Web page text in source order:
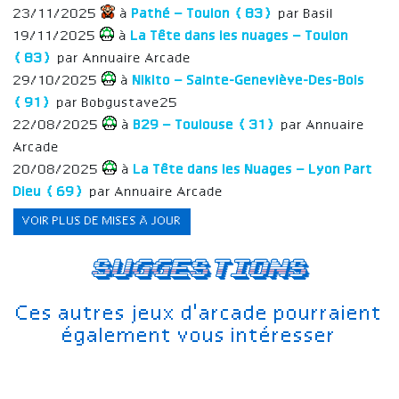
Suggestions
Ces autres jeux d'arcade pourraient
également vous intéresser
23/11/2025 à Pathé – Toulon (83)
par Basil
19/11/2025
à La Tête dans les nuages – Toulon
(83)
par Annuaire Arcade
29/10/2025
à Nikito – Sainte-Geneviève-Des-Bois
(91)
par Bobgustave25
22/08/2025
à B29 – Toulouse (31)
par Annuaire
Arcade
20/08/2025
à La Tête dans les Nuages – Lyon Part
Dieu (69)
par Annuaire Arcade
VOIR PLUS DE MISES À JOUR